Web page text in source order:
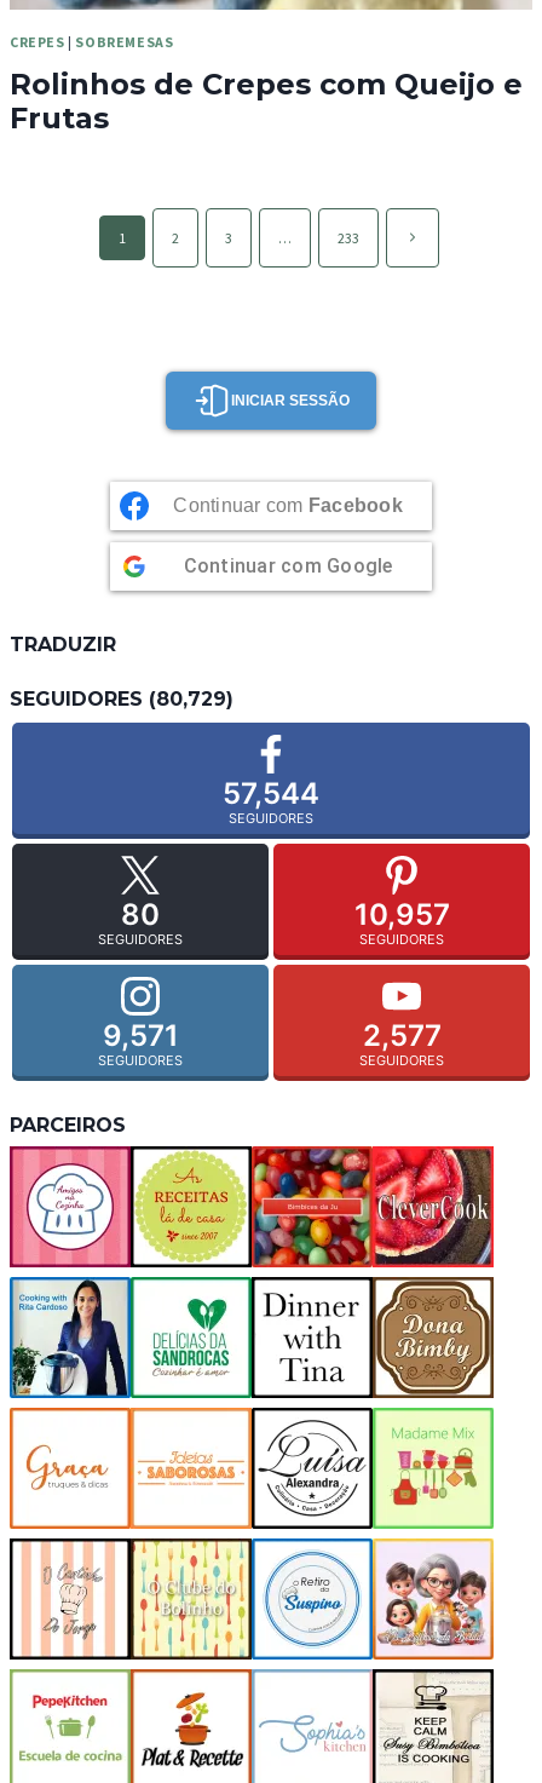
CREPES | SOBREMESAS
Rolinhos de Crepes com Queijo e
Frutas
navigation
1 2 3 … 233
Página
seguinte
INICIAR SESSÃO
Continuar com Facebook
Continuar com Google
TRADUZIR
SEGUIDORES (80,729)
57,544
SEGUIDORES
80
SEGUIDORES
10,957
SEGUIDORES
9,571
SEGUIDORES
2,577
SEGUIDORES
PARCEIROS